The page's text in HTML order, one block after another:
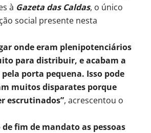
à Gazeta das Caldas, o único
social presente nesta
onde eram plenipotenciários
para distribuir, e acabam a
porta pequena. Isso pode
muitos disparates porque
escrutinados”, acrescentou o
fim de mandato as pessoas